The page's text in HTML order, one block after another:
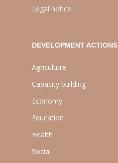
Legal notice
DEVELOPMENT ACTIONS
Agriculture
Capacity building
Economy
Education
Health
Social